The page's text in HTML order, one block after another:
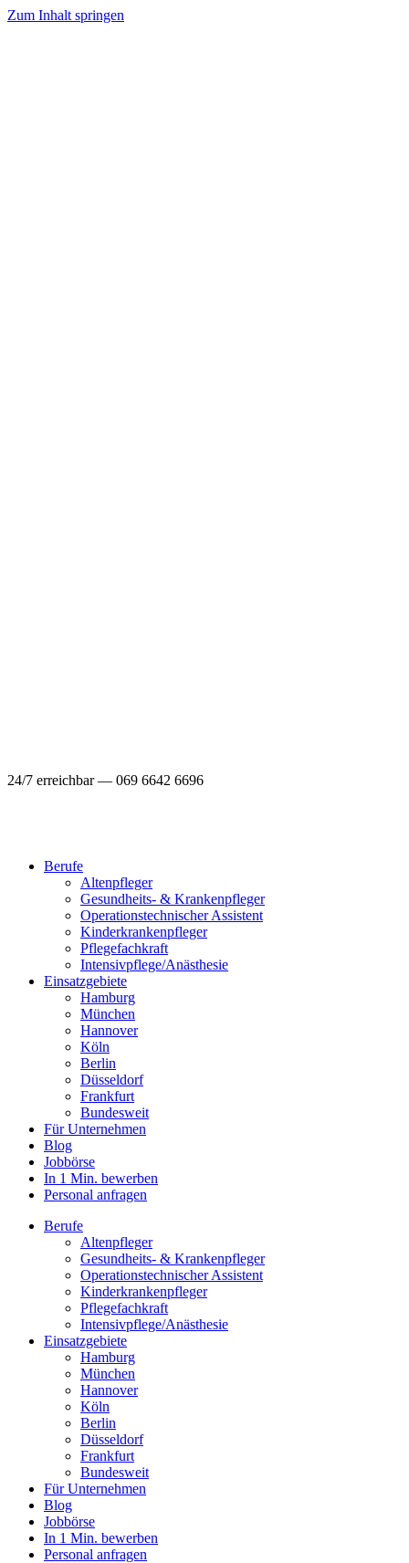
Zum Inhalt springen
24/7 erreichbar — 069 6642 6696
Berufe
Altenpfleger
Gesundheits- & Krankenpfleger
Operationstechnischer Assistent
Kinderkrankenpfleger
Pflegefachkraft
Intensivpflege/Anästhesie
Einsatzgebiete
Hamburg
München
Hannover
Köln
Berlin
Düsseldorf
Frankfurt
Bundesweit
Für Unternehmen
Blog
Jobbörse
In 1 Min. bewerben
Personal anfragen
Berufe
Altenpfleger
Gesundheits- & Krankenpfleger
Operationstechnischer Assistent
Kinderkrankenpfleger
Pflegefachkraft
Intensivpflege/Anästhesie
Einsatzgebiete
Hamburg
München
Hannover
Köln
Berlin
Düsseldorf
Frankfurt
Bundesweit
Für Unternehmen
Blog
Jobbörse
In 1 Min. bewerben
Personal anfragen